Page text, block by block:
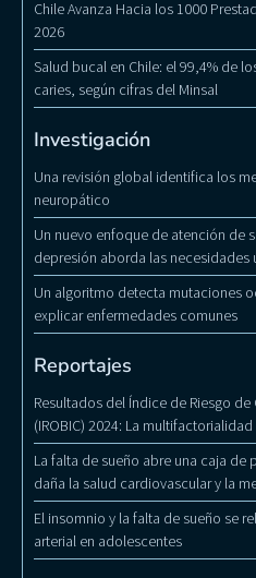
Chile Avanza Hacia los 1000
2026
Salud bucal en Chile: el 99,4% de
caries, según cifras del Minsal
Investigación
Una revisión global identifica los
neuropático
Un nuevo enfoque de atención de
depresión aborda las necesidades
Un algoritmo detecta mutaciones
explicar enfermedades comunes
Reportajes
Resultados del Índice de Riesgo
(IROBIC) 2024: La
La falta de sueño abre una caja de
daña la salud cardiovascular y la
El insomnio y la falta de sueño se
arterial en adolescentes